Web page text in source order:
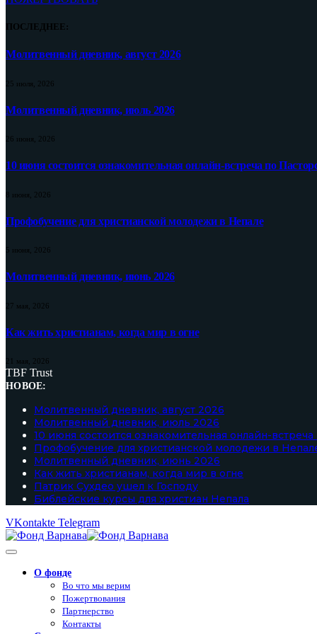
ПОСЛЕДНЕЕ:
Молитвенный дневник, август 2026
25 июля, 2026
Молитвенный дневник, июль 2026
26 июня, 2026
10 июня состоится ознакомительная онлайн-встреча по
8 июня, 2026
Профобучение для христианской молодежи в Непале
5 июня, 2026
Молитвенный дневник, июнь 2026
27 мая, 2026
Как жить христианам, когда мир в огне
21 мая, 2026
TBF Trust
НОВОЕ:
Молитвенный дневник, август 2026
Молитвенный дневник, июль 2026
10 июня состоится ознакомительная онлайн-
Профобучение для христианской молодежи в
Молитвенный дневник, июнь 2026
Как жить христианам, когда мир в огне
Патрик Сухдео ушел к Господу
Библейские курсы для христиан Непала
VKontakte Telegram
О фонде
Во что мы верим
Пожертвования
Партнерство
Контакты